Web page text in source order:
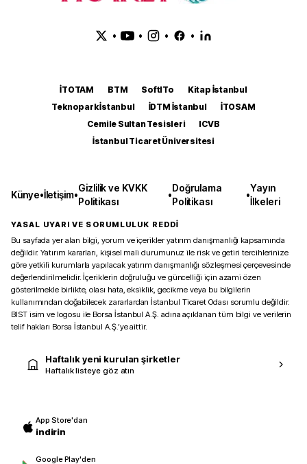
• • • •
İTOTAM BTM SoftITo
Kitap İstanbul
Teknopark İstanbul
İDTM İstanbul
İTOSAM
Cemile Sultan Tesisleri
ICVB
İstanbul Ticaret Üniversitesi
Künye•İletişim•
Gizlilik ve KVKK
Politikası
•
Doğrulama
Politikası
•
Yayın
İlkeleri
YASAL UYARI VE SORUMLULUK REDDİ
Bu sayfada yer alan bilgi, yorum ve içerikler yatırım danışmanlığı kapsamında
değildir. Yatırım kararları, kişisel mali durumunuz ile risk ve getiri tercihlerinize
göre yetkili kurumlarla yapılacak yatırım danışmanlığı sözleşmesi çerçevesinde
değerlendirilmelidir. İçeriklerin doğruluğu ve güncelliği için azami özen
gösterilmekle birlikte, olası hata, eksiklik, gecikme veya bu bilgilerin
kullanımından doğabilecek zararlardan İstanbul Ticaret Odası sorumlu değildir.
BIST isim ve logosu ile Borsa İstanbul A.Ş. adına açıklanan tüm bilgi ve verilerin
telif hakları Borsa İstanbul A.Ş.’ye aittir.
Haftalık yeni kurulan şirketler
Haftalık listeye göz atın
App Store'dan
indirin
Google Play'den